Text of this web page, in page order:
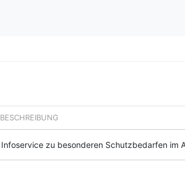
BESCHREIBUNG
Infoservice zu besonderen Schutzbedarfen im